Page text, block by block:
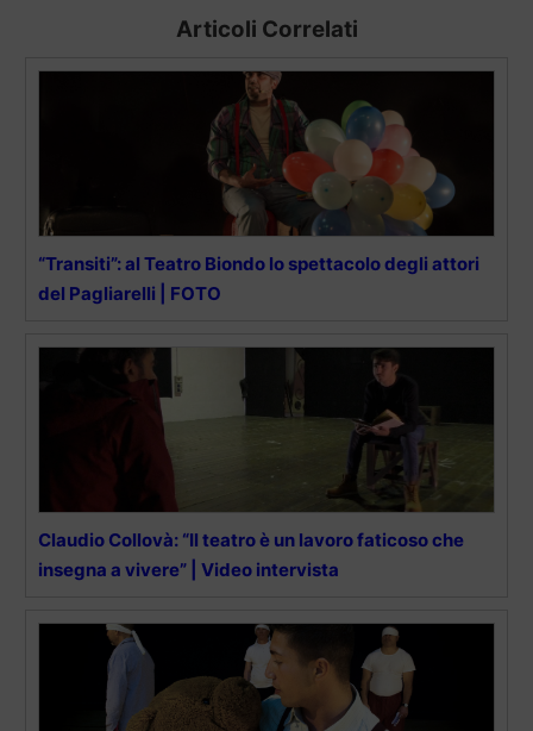
Articoli Correlati
“Transiti”: al Teatro Biondo lo spettacolo degli attori
del Pagliarelli | FOTO
Claudio Collovà: “Il teatro è un lavoro faticoso che
insegna a vivere” | Video intervista